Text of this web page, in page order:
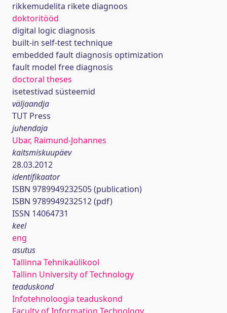
rikkemudelita rikete diagnoos
doktoritööd
digital logic diagnosis
built-in self-test technique
embedded fault diagnosis optimization
fault model free diagnosis
doctoral theses
isetestivad süsteemid
väljaandja
TUT Press
juhendaja
Ubar, Raimund-Johannes
kaitsmiskuupäev
28.03.2012
identifikaator
ISBN 9789949232505 (publication)
ISBN 9789949232512 (pdf)
ISSN 14064731
keel
eng
asutus
Tallinna Tehnikaülikool
Tallinn University of Technology
teaduskond
Infotehnoloogia teaduskond